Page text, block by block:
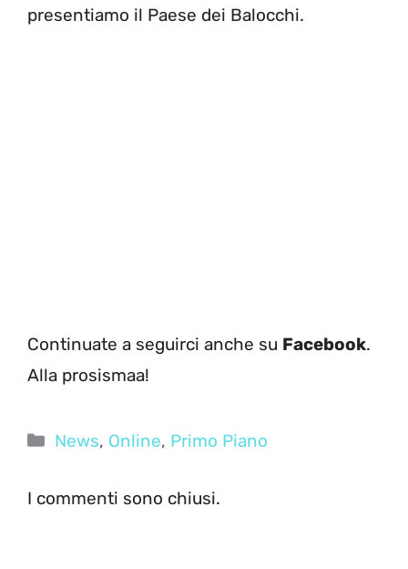
presentiamo il Paese dei Balocchi.
Continuate a seguirci anche su Facebook.
Alla prosismaa!
Categorie
News, Online, Primo Piano
I commenti sono chiusi.